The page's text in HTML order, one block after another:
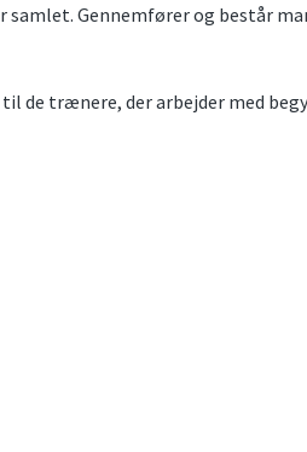
Gennemfører og består
til de trænere, der arbejder med